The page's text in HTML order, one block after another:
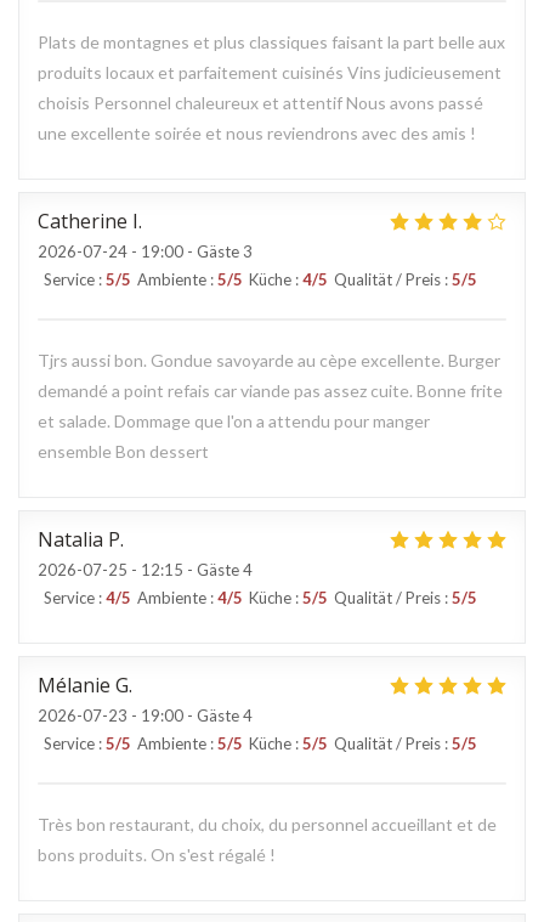
Plats de montagnes et plus classiques faisant la part belle aux
produits locaux et parfaitement cuisinés Vins judicieusement
choisis Personnel chaleureux et attentif Nous avons passé
une excellente soirée et nous reviendrons avec des amis !
Catherine I
2026-07-24 - 19:00 - Gäste 3
Service :5/5 Ambiente :5/5 Küche :4/5 Qualität / Preis :5/5
Tjrs aussi bon. Gondue savoyarde au cèpe excellente. Burger
demandé a point refais car viande pas assez cuite. Bonne frite
et salade. Dommage que l'on a attendu pour manger
ensemble Bon dessert
Natalia P
2026-07-25 - 12:15 - Gäste 4
Service :4/5 Ambiente :4/5 Küche :5/5 Qualität / Preis :5/5
Mélanie G
2026-07-23 - 19:00 - Gäste 4
Service :5/5 Ambiente :5/5 Küche :5/5 Qualität / Preis :5/5
Très bon restaurant, du choix, du personnel accueillant et de
bons produits. On s'est régalé !